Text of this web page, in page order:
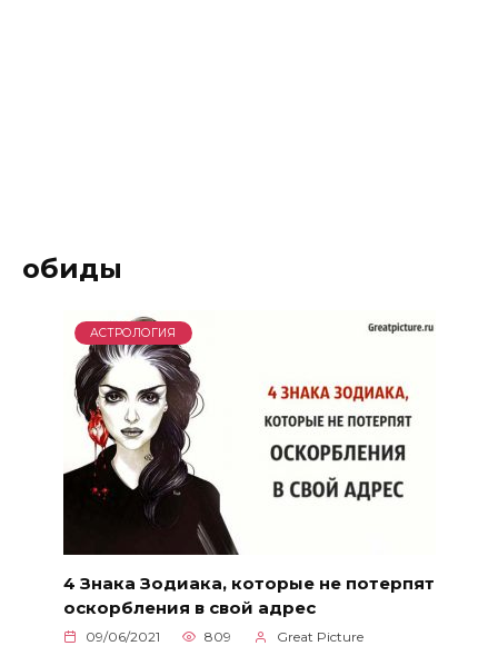
обиды
АСТРОЛОГИЯ
4 Знака Зодиака, которые не потерпят
оскорбления в свой адрес
09/06/2021 809 Great Picture